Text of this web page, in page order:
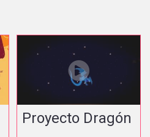
Proyecto Dragón